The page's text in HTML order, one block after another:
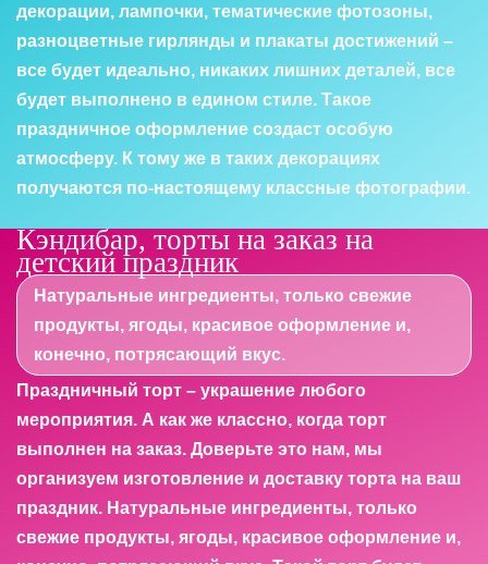
декорации, лампочки, тематические фотозоны,
разноцветные гирлянды и плакаты достижений –
все будет идеально, никаких лишних деталей, все
будет выполнено в едином стиле. Такое
праздничное оформление создаст особую
атмосферу. К тому же в таких декорациях
получаются по-настоящему классные фотографии.
Кэндибар, торты на заказ на
детский праздник
Натуральные ингредиенты, только свежие
продукты, ягоды, красивое оформление и,
конечно, потрясающий вкус.
Праздничный торт – украшение любого
мероприятия. А как же классно, когда торт
выполнен на заказ. Доверьте это нам, мы
организуем изготовление и доставку торта на ваш
праздник. Натуральные ингредиенты, только
свежие продукты, ягоды, красивое оформление и,